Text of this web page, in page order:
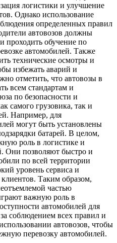
логистики и улучшение
Однако использование
определенных правил
автовозов должны
проходить обучение по
автомобилей. Также
технические осмотры и
избежать аварий и
отметить, что автовозы в
всем стандартам и
по безопасности и
самого грузовика, так и
Например, для
могут быть установлены
батарей. В целом,
роль в логистике и
Они позволяют быстро и
по всей территории
уровень сервиса и
Таким образом,
частью
важную роль в
автомобилей для
соблюдением всех правил и
автовозов, чтобы
перевозку автомобилей.